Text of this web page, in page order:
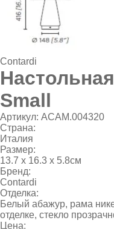
Contardi
Small
Артикул: ACAM.004320
Страна:
Италия
Размер:
13.7 х 16.3 х 5.8см
Бренд:
Contardi
Отделка:
Белый абажур, рама
отделке, стекло
Цена: